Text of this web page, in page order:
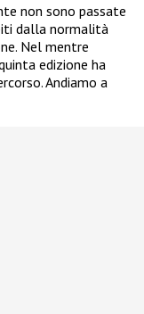
non sono passate
dalla normalità
Nel mentre
edizione ha
Andiamo a